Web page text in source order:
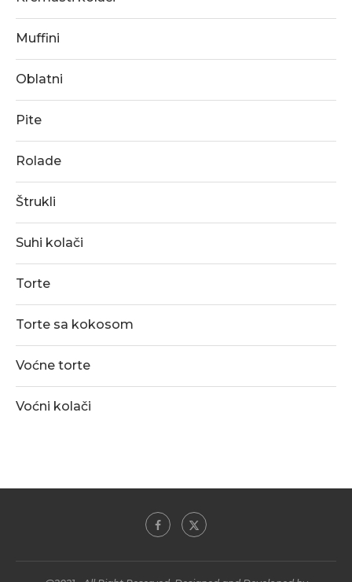
Muffini
Oblatni
Pite
Rolade
Štrukli
Suhi kolači
Torte
Torte sa kokosom
Voćne torte
Voćni kolači